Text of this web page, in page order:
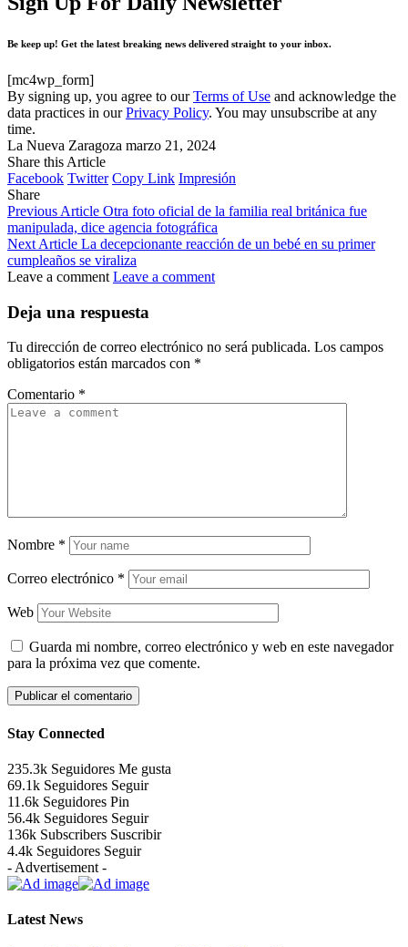
Be keep up! Get the latest breaking news delivered straight to your inbox.
[mc4wp_form]
By signing up, you agree to ourTerms of Use and acknowledge the
data practices in ourPrivacy Policy. You may unsubscribe at any
time.
La Nueva Zaragoza marzo 21, 2024
Share this Article
Facebook Twitter Copy Link Impresión
Share
Previous Article Otra foto oficial de la familia real británica fue
manipulada, dice agencia fotográfica
Next Article La decepcionante reacción de un bebé en su primer
cumpleaños se viraliza
Leave a comment Leave a comment
Deja una respuesta
Tu dirección de correo electrónico no será publicada. Los campos
obligatorios están marcados con *
Comentario *
Nombre *
Correo electrónico *
Web
Guarda mi nombre, correo electrónico y web en este navegador
para la próxima vez que comente.
Stay Connected
235.3k Seguidores Me gusta
69.1k Seguidores Seguir
11.6k Seguidores Pin
56.4k Seguidores Seguir
136k Subscribers Suscribir
4.4k Seguidores Seguir
- Advertisement -
Latest News